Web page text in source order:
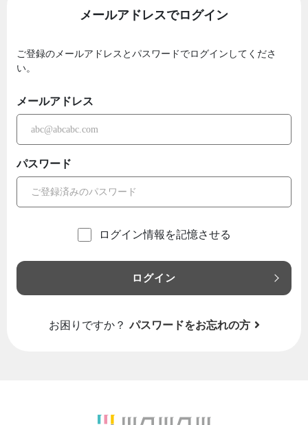
メールアドレスでログイン
ご登録のメールアドレスとパスワードでログインしてくださ
い。
メールアドレス
パスワード
ログイン情報を記憶させる
ログイン
お困りですか？ パスワードをお忘れの方